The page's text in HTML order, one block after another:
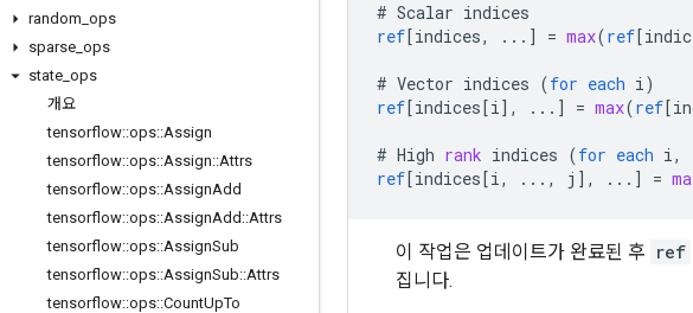
random ops
sparse ops
state ops
개요
tensorflow::ops::Assign
tensorflow::ops::Assign::Attrs
tensorflow::ops::AssignAdd
tensorflow::ops::AssignAdd ::Attrs
tensorflow::ops::AssignSub
tensorflow::ops::AssignSub::Attrs
tensorflow::ops::CountUpTo
# Scalar indices
ref[indices, ... ] = max(ref[
# Vector indices (for each i)
ref[indices[i] , ... ] = max(ref[
# High rank indices (for each i,
ref[indices[i, ..., j ] , ... ] =
이 작업은 업데이트가 완료된 후 ref
집니다.